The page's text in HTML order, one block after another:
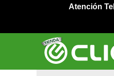
Atención